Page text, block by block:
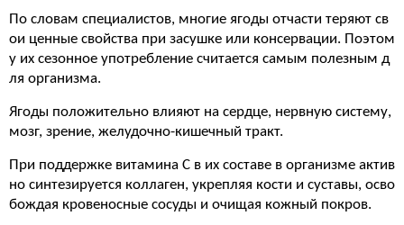
По словам специалистов, многие ягоды отчасти теряют св
ои ценные свойства при засушке или консервации. Поэтом
у их сезонное употребление считается самым полезным д
ля организма.
Ягоды положительно влияют на сердце, нервную систему,
мозг, зрение, желудочно-кишечный тракт.
При поддержке витамина С в их составе в организме актив
но синтезируется коллаген, укрепляя кости и суставы, осво
бождая кровеносные сосуды и очищая кожный покров.